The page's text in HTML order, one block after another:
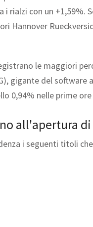
rialzi con un
Hannover
le maggiori
gigante del
0,94% nelle prime
all'apertura di
i seguenti titoli